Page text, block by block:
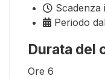
Scadenza
Periodo
Durata del
Ore 6